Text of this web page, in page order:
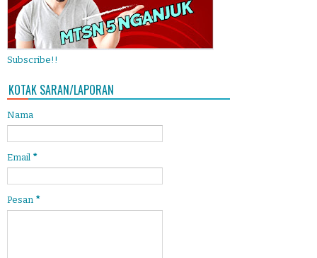
Subscribe!!
KOTAK SARAN/LAPORAN
Nama
Email *
Pesan *